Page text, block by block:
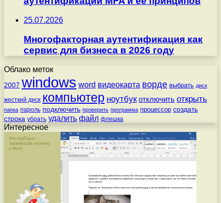
25.07.2026
Многофакторная аутентификация как
сервис для бизнеса в 2026 году
Облако меток
2007 windows word видеокарта ворде выбрать диск
жесткий диск компьютер ноутбук отключить открыть
папка пароль подключить проверить программа процессор создать
строка убрать удалить файл флешка
Интересное